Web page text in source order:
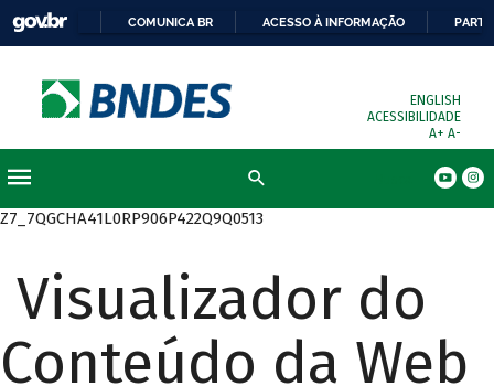
COMUNICA BR ACESSO À INFORMAÇÃO
ENGLISH
ACESSIBILIDADE
A+ A-
Z7_7QGCHA41L0RP906P422Q9Q0513
Visualizador do
Conteúdo da Web